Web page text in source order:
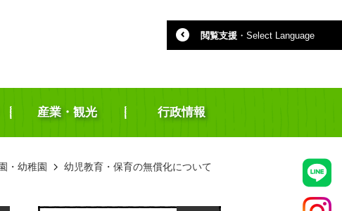
閲覧支援 ・ Select Language
産業・観光 行政情報
・幼稚園 幼児教育・保育の無償化について